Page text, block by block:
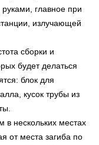
главное при
излучающей
сборки и
будет делаться
блок для
кусок трубы из
нескольких местах
от места загиба по